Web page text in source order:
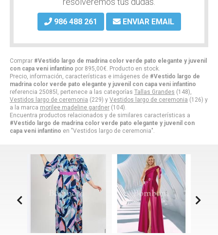
Comprar #Vestido largo de madrina color verde pato elegante y juvenil
con capa veni infantino por 895,00€. Producto en stock.
Precio, información, características e imágenes de #Vestido largo de
madrina color verde pato elegante y juvenil con capa veni infantino
referencia 25085l, pertenece a las categorías Tallas Grandes (148),
Vestidos largo de ceremonia (229) y Vestidos largo de ceremonia (126) y
a la marca morilee madeline gardner (104).
Encuentra productos relacionados y de similares características a
#Vestido largo de madrina color verde pato elegante y juvenil con
capa veni infantino en "Vestidos largo de ceremonia".
986 488 261 ENVIAR EMAIL